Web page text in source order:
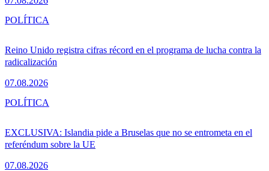
Reino Unido registra cifras récord en el programa de lucha contra la
radicalización
07.08.2026
POLÍTICA
EXCLUSIVA: Islandia pide a Bruselas que no se entrometa en el
referéndum sobre la UE
07.08.2026
POLÍTICA